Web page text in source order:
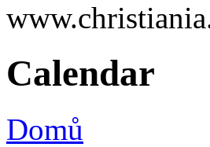
Calendar
Domů